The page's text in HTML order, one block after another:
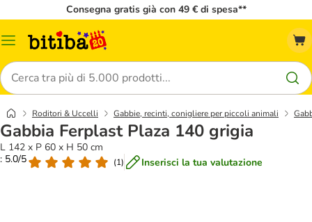
Consegna gratis già con 49 € di spesa**
Overview
Cerca
Roditori & Uccelli Gabbie, recinti, conigliere per piccoli animali
Gabbia Ferplast Plaza 140 grigia
L 142 x P 60 x H 50 cm
: 5.0/5
(1) Inserisci la tua valutazione